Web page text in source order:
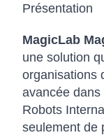
Présentation
MagicLab
une solution
organisations
avancée
Robots
seulement de